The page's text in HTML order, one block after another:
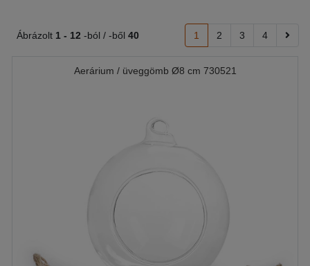
Ábrázolt 1 - 12 -ból / -ből 40 1 2 3 4
Aerárium / üveggömb Ø8 cm 730521